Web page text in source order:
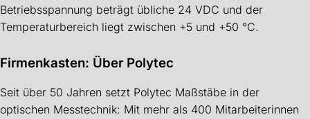
Betriebsspannung beträgt übliche 24 VDC und der
Temperaturbereich liegt zwischen +5 und +50 °C.
Firmenkasten: Über Polytec
Seit über 50 Jahren setzt Polytec Maßstäbe in der
optischen Messtechnik: Mit mehr als 400 Mitarbeiterinnen